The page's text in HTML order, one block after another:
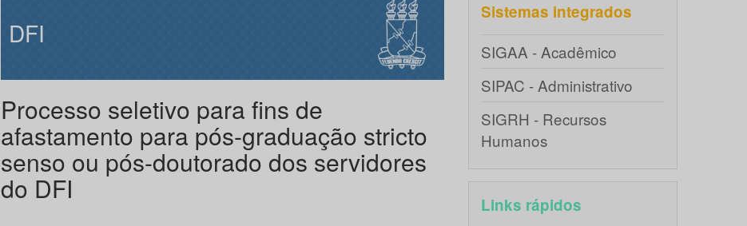
DFI
Processo seletivo para fins de
afastamento para pós-graduação stricto
senso ou pós-doutorado dos servidores
do DFI
Sistemas integrados
SIGAA - Acadêmico
SIPAC - Administrativo
SIGRH - Recursos
Humanos
Links rápidos